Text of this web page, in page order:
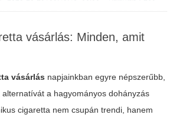
vásárlás: Minden, amit
vásárlás napjainkban egyre népszerűbb,
a hagyományos dohányzás
cigaretta nem csupán trendi, hanem